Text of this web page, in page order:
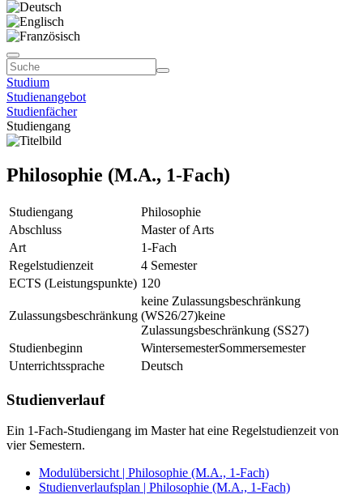
Studium
Studienangebot
Studienfächer
Studiengang
Philosophie (M.A., 1-Fach)
Studiengang
Philosophie
Abschluss
Master of Arts
Art
1-Fach
Regelstudienzeit
4 Semester
ECTS (Leistungspunkte) 120
Zulassungsbeschränkung
keine Zulassungsbeschränkung
(WS26/27)keine
Zulassungsbeschränkung (SS27)
Studienbeginn
WintersemesterSommersemester
Unterrichtssprache
Deutsch
Studienverlauf
Ein 1-Fach-Studiengang im Master hat eine Regelstudienzeit von
vier Semestern.
Modulübersicht | Philosophie (M.A., 1-Fach)
Studienverlaufsplan | Philosophie (M.A., 1-Fach)